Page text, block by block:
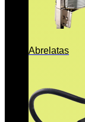
Abrelatas